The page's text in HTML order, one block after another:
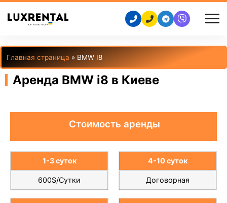
Главная страница » BMW I8
Аренда BMW i8 в Киеве
Стоимость аренды
1-3 суток
600$/Сутки
4-10 суток
Договорная